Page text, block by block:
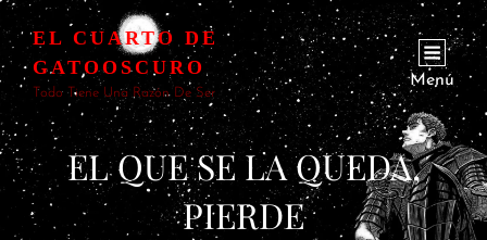
EL CUARTO DE
GATOOSCURO
Todo Tiene Una Razón De Ser
Menú
EL QUE SE LA QUEDA,
PIERDE